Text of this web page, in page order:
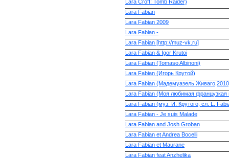
Lara Croft: Tomb Raider)
Lara Fabian
Lara Fabian 2009
Lara Fabian -
Lara Fabian [http://muz-vk.ru]
Lara Fabian & Igor Krutoi
Lara Fabian (Tomaso Albinoni)
Lara Fabian (Игорь Крутой)
Lara Fabian (Мадемуазель
Lara Fabian (Моя любимая французкая
Lara Fabian (муз. И. Крутого, сл. L.
Lara Fabian - Je suis Malade
Lara Fabian and Josh Groban
Lara Fabian et Andrea Bocelli
Lara Fabian et Maurane
Lara Fabian feat Anzhelika